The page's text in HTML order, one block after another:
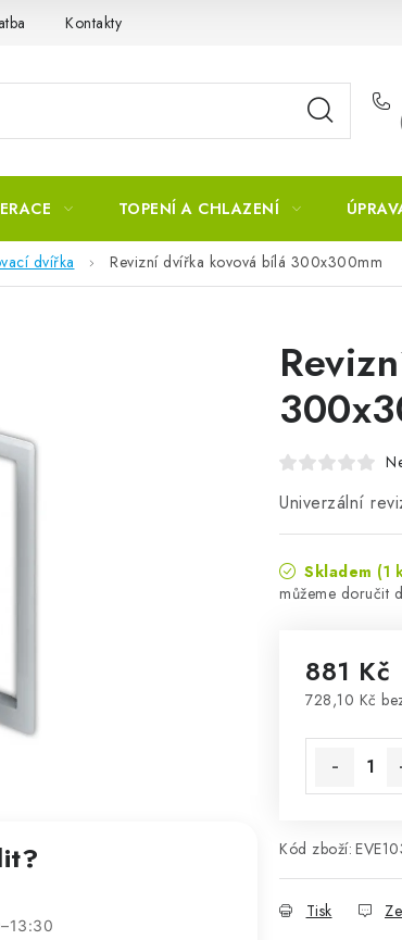
Kontakty
TOPENÍ A CHLAZENÍ
dvířka Revizní dvířka kovová bílá 300x300mm
Univerzální
Skladem (1
881 Kč
728,10 Kč
Kód zboží:
Tisk